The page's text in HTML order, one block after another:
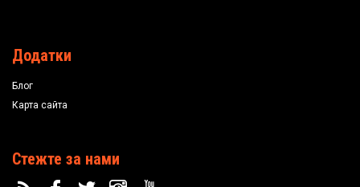
Додатки
Блог
Карта сайта
Стежте за нами